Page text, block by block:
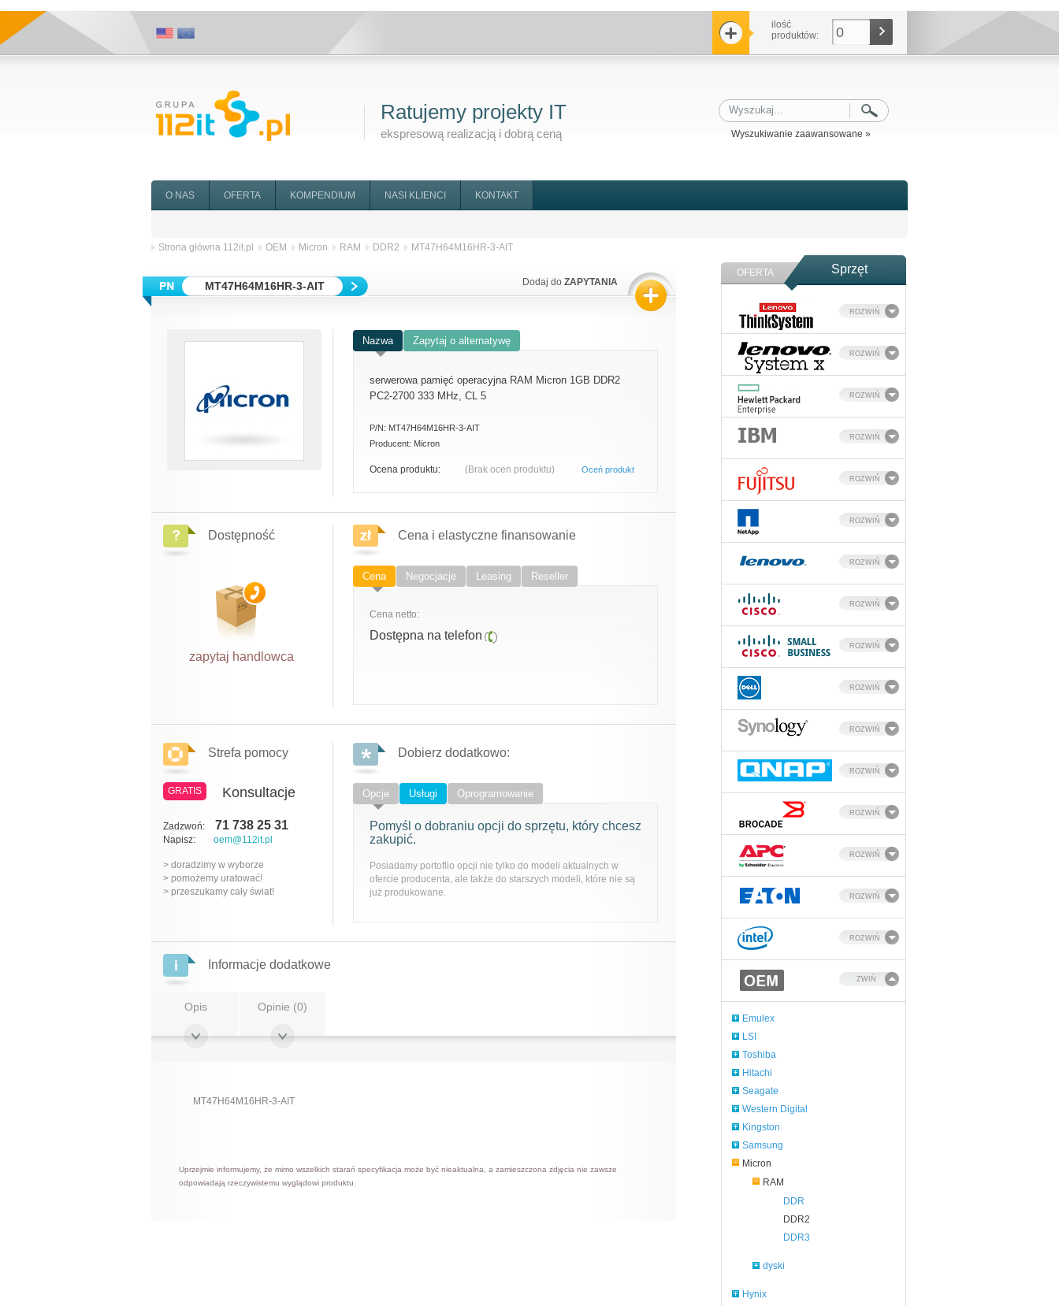
ilość
produktów:
0
Ratujemy projekty IT
ekspresową realizacją i dobrą ceną Wyszukiwanie zaawansowane »
O NAS OFERTA KOMPENDIUM NASI KLIENCI KONTAKT
OFERTA Sprzęt
ROZWIŃ
ROZWIŃ
ROZWIŃ
ROZWIŃ
ROZWIŃ
ROZWIŃ
ROZWIŃ
ROZWIŃ
ROZWIŃ
ROZWIŃ
ROZWIŃ
ROZWIŃ
ROZWIŃ
ROZWIŃ
ROZWIŃ
ROZWIŃ
ZWIŃ
Emulex
LSI
Toshiba
Hitachi
Seagate
Western Digital
Kingston
Samsung
Micron
RAM
DDR
DDR2
DDR3
dyski
Hynix
Strona główna 112it.pl OEM Micron RAM DDR2 MT47H64M16HR-3-AIT
MT47H64M16HR-3-AIT Dodaj do ZAPYTANIA
Nazwa Zapytaj o alternatywę
serwerowa pamięć operacyjna RAM Micron 1GB DDR2
PC2-2700 333 MHz, CL 5
P/N: MT47H64M16HR-3-AIT
Producent: Micron
Ocena produktu: (Brak ocen produktu) Oceń produkt
Dostępność
zapytaj handlowca
Cena i elastyczne finansowanie
Cena Negocjacje Leasing Reseller
Cena netto:
Dostępna na telefon
Strefa pomocy
GRATIS Konsultacje
Zadzwoń: 71 738 25 31
Napisz: oem@112it.pl
> doradzimy w wyborze
> pomożemy uratować!
> przeszukamy cały świat!
Dobierz dodatkowo:
Opcje Usługi Oprogramowanie
Pomyśl o dobraniu opcji do sprzętu, który chcesz
zakupić.
Posiadamy portoflio opcji nie tylko do modeli aktualnych w
ofercie producenta, ale także do starszych modeli, które nie są
już produkowane.
Informacje dodatkowe
Opis Opinie (0)
MT47H64M16HR-3-AIT
Uprzejmie informujemy, że mimo wszelkich starań specyfikacja może być nieaktualna, a zamieszczona zdjęcia nie zawsze
odpowiadają rzeczywistemu wyglądowi produktu.